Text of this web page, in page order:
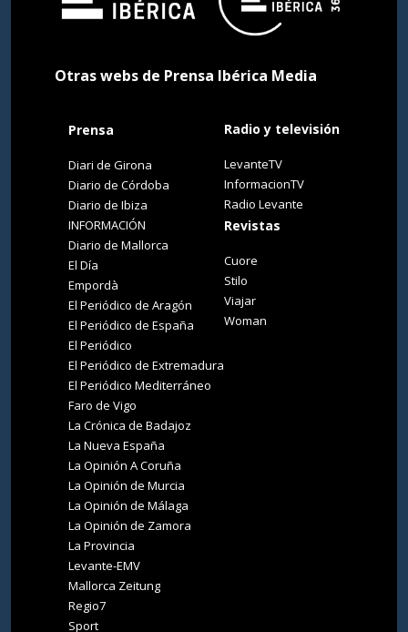
Otras webs de Prensa Ibérica Media
Prensa
Diari de Girona
Diario de Córdoba
Diario de Ibiza
INFORMACIÓN
Diario de Mallorca
El Día
Empordà
El Periódico de Aragón
El Periódico de España
El Periódico
El Periódico de Extremadura
El Periódico Mediterráneo
Faro de Vigo
La Crónica de Badajoz
La Nueva España
La Opinión A Coruña
La Opinión de Murcia
La Opinión de Málaga
La Opinión de Zamora
La Provincia
Levante-EMV
Mallorca Zeitung
Regio7
Sport
Radio y televisión
LevanteTV
InformacionTV
Radio Levante
Revistas
Cuore
Stilo
Viajar
Woman